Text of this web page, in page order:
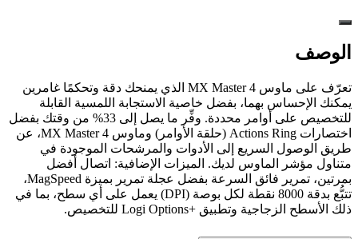
الوصف
تعرّف على ماوس MX Master 4 الذي يمنحك دقة وتحكمًا غامرين
يمكنك الإحساس بهما، بفضل خاصية الاستجابة اللمسية القابلة
للتخصيص على أوامر محددة. وفِّر ما يصل إلى 33% من وقتك بفضل
اختصارات Actions Ring (حلقة الأوامر) وماوس MX Master 4، عن
طريق الوصول السريع إلى الأدوات والمرشحات الموجودة في
متناول مؤشر الماوس لديك. الميزات الإضافية: اتصال أفضل
بمرتين، تمرير فائق السرعة بفضل عجلة تمرير بميزة MagSpeed،
تتبُّع بدقة 8000 نقطة لكل بوصة (‎DPI‏) يعمل على أي سطح، بما في
ذلك الأسطح الزجاجية وتطبيق Logi Options+‎‏ للتخصيص.